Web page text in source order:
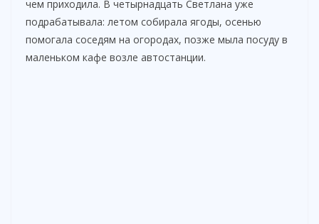
чем приходила. В четырнадцать Светлана уже
подрабатывала: летом собирала ягоды, осенью
помогала соседям на огородах, позже мыла посуду в
маленьком кафе возле автостанции.